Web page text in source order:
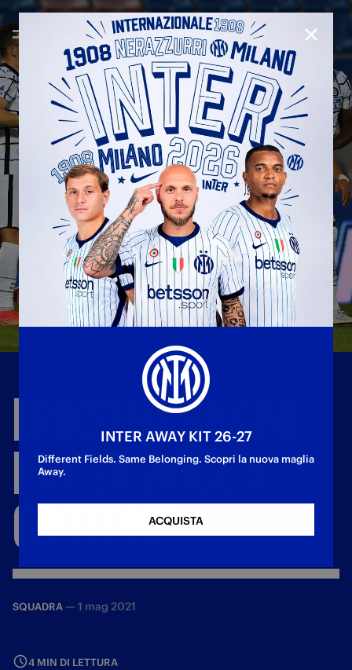
ERIKSENEHAKIMI,
L'INTERVINCEA
CROTONE!
SQUADRA — 1 mag 2021
4 MIN DI LETTURA
INTER AWAY KIT 26-27
Different Fields. Same Belonging. Scopri la nuova maglia
Away.
ACQUISTA